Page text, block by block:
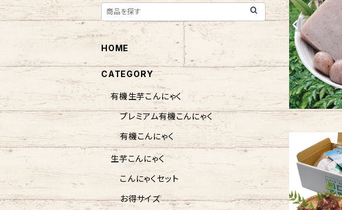
HOME
CATEGORY
有機生芋こんにゃく
プレミアム有機こんにゃく
有機こんにゃく
生芋こんにゃく
こんにゃくセット
お得サイズ